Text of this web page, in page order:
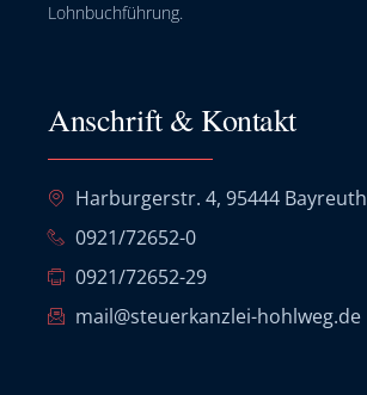
Lohnbuchführung.
Anschrift & Kontakt
Harburgerstr. 4, 95444 Bayreuth
0921/72652-0
0921/72652-29
mail@steuerkanzlei-hohlweg.de